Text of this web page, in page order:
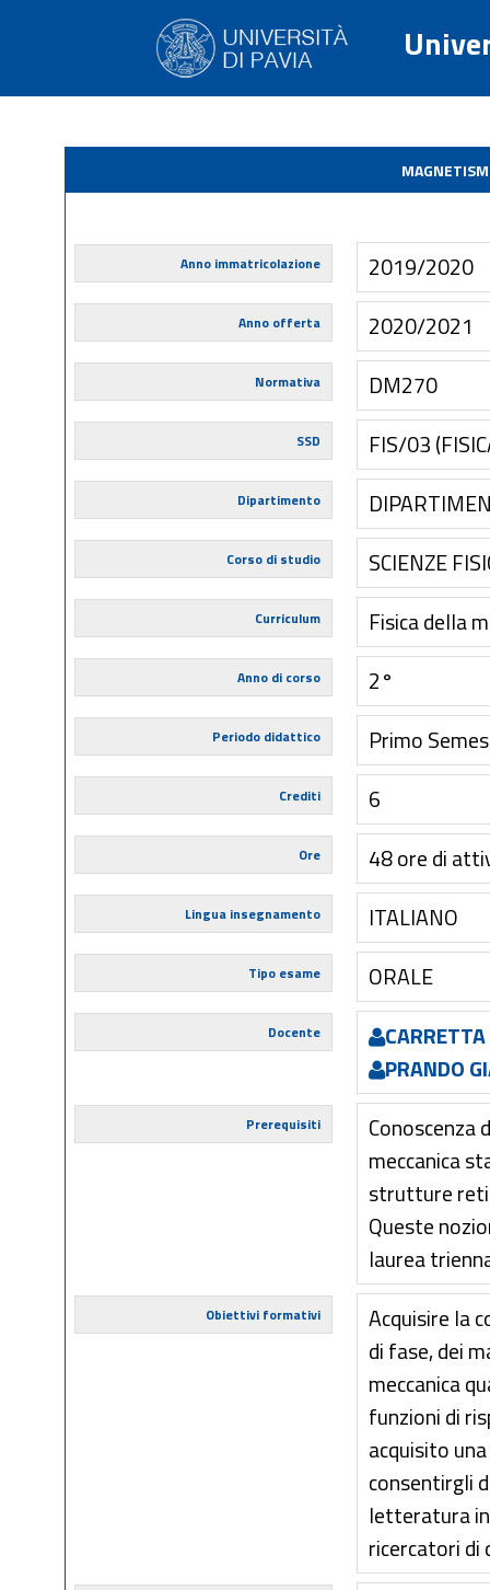
Anno immatricolazione 2019/2020
Anno offerta 2020/2021
Normativa DM270
SSD FIS/03
Dipartimento
Corso di studio SCIENZE
Curriculum Fisica della
Anno di corso 2°
Periodo didattico Primo
Crediti 6
Ore 48 ore di
Lingua insegnamento ITALIANO
Tipo esame ORALE
Docente
PRANDO
Prerequisiti
Conoscenza
meccanica
strutture
Queste
laurea
Obiettivi formativi
Acquisire la
di fase, dei
meccanica
funzioni di
acquisito
consentirgli
letteratura
ricercatori di